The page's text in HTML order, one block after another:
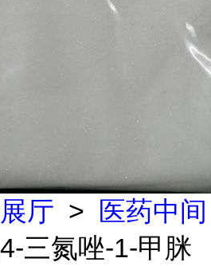
厅 >
医药中间
三氮唑-1-甲脒